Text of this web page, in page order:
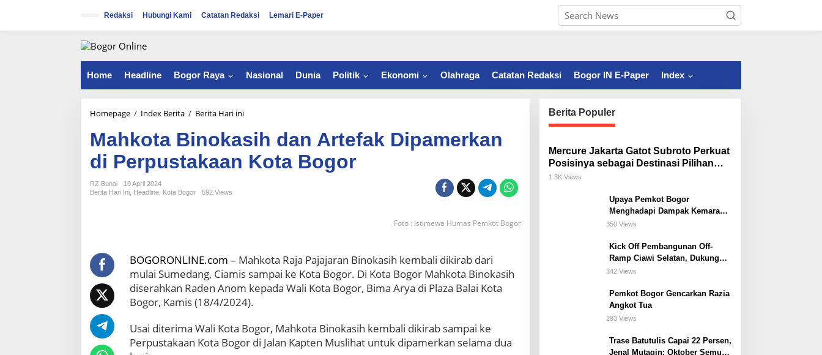
i
Redaksi Hubungi Kami Catatan Redaksi Lemari E-Paper
Home Headline Bogor Raya Nasional Dunia Politik Ekonomi Olahraga Catatan Redaksi Bogor IN E-Paper Index
Homepage / Index Berita / Berita Hari ini
h
k
s
i
h
d
a
n
A
r
Mahkota Binokasih dan Artefak Dipamerkan
di Perpustakaan Kota Bogor
RZ Bunai
19 April 2024
Berita Hari Ini, Headline, Kota Bogor 592 Views
Foto : Istimewa Humas Pemkot Bogor
BOGORONLINE.com – Mahkota Raja Pajajaran Binokasih kembali dikirab dari
mulai Sumedang, Ciamis sampai ke Kota Bogor. Di Kota Bogor Mahkota Binokasih
diserahkan Raden Anom kepada Wali Kota Bogor, Bima Arya di Plaza Balai Kota
Bogor, Kamis (18/4/2024).
Usai diterima Wali Kota Bogor, Mahkota Binokasih kembali dikirab sampai ke
Perpustakaan Kota Bogor di Jalan Kapten Muslihat untuk dipamerkan selama dua
Berita Populer
Mercure Jakarta Gatot Subroto Perkuat
Posisinya sebagai Destinasi Pilihan
untuk Bisnis, Staycation, Meeting, dan
1.3K Views
Upaya Pemkot Bogor
Menghadapi Dampak Kemarau
Panjang
350 Views
Kick Off Pembangunan Off-
Ramp Ciawi Selatan, Dukung
Konektivitas Antarwilayah di
342 Views
Pemkot Bogor Gencarkan Razia
Angkot Tua
293 Views
Trase Batutulis Capai 22 Persen,
Jenal Mutaqin: Oktober Semua